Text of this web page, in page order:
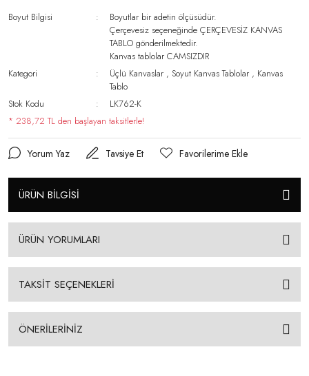
Boyut Bilgisi
Boyutlar bir adetin ölçüsüdür.
Çerçevesiz seçeneğinde ÇERÇEVESİZ KANVAS
TABLO gönderilmektedir.
Kanvas tablolar CAMSIZDIR
Kategori
Üçlü Kanvaslar ,Soyut Kanvas Tablolar , Kanvas
Tablo
Stok Kodu
LK762-K
* 238,72 TL den başlayan taksitlerle!
Yorum Yaz Tavsiye Et
ÜRÜN BİLGİSİ
ÜRÜN YORUMLARI
TAKSİT SEÇENEKLERİ
ÖNERİLERİNİZ